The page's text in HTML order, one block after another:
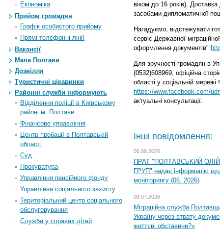
Економіка
Прийом громадян
Графік особистого прийому
Прямі телефонні лінії
Вакансії
Мапа Полтави
Дозвілля
Туристичні цікавинки
Районні служби інформують
Відділення поліції в Київському
районі м. Полтави
Фінансове управління
Центр пробації в Полтавській
області
Суд
Прокуратура
Управління пенсійного фонду
Управління соціального захисту
Територіальний центр соціального
обслуговування
Служба у справах дітей
віком до 16 років).
засобами дипломатичної
Нагадуємо, відстежувати
сервіс Державної
оформлення документів"
Для зручності громадян в
(0532)608969, офіційна
області у соціальній мережі
https://www.facebook.com/
актуальні консультації.
Інші повідомлення:
06.08.2026
ПРАТ "ПОЛТАВСЬКИЙ
ГРУП" надає інформацію
моніторингу (06. 2026)
08.07.2026
Міграційна служба
Україну через втрату
життєві обставини?»